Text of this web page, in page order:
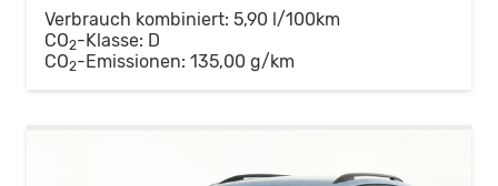
Verbrauch kombiniert: 5,90 l/100km
CO2-Klasse: D
CO2-Emissionen: 135,00 g/km